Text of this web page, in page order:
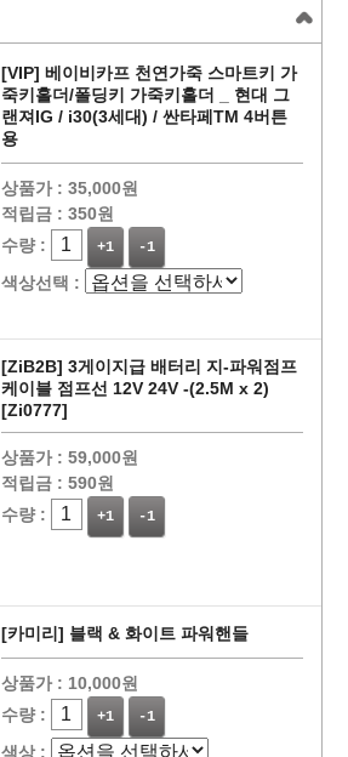
[VIP] 베이비카프 천연가죽 스마트키 가
죽키홀더/폴딩키 가죽키홀더 _ 현대 그
랜져IG / i30(3세대) / 싼타페TM 4버튼
용
상품가 : 35,000원
적립금 : 350원
수량 :
+1 -1
색상선택 :
[ZiB2B] 3게이지급 배터리 지-파워점프
케이블 점프선 12V 24V -(2.5M x 2)
[Zi0777]
상품가 : 59,000원
적립금 : 590원
수량 :
+1 -1
[카미리] 블랙 & 화이트 파워핸들
상품가 : 10,000원
수량 :
+1 -1
색상 :